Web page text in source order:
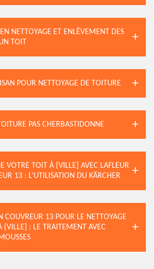
NETTOYAGE ET ENLÈVEMENT DES
TOIT
POUR NETTOYAGE DE TOITURE
PAS CHERBASTIDONNE
VOTRE TOIT À {VILLE] AVEC LAFLEUR
13 : L’UTILISATION DU KÄRCHER
COUVREUR 13 POUR LE NETTOYAGE
{VILLE] : LE TRAITEMENT AVEC